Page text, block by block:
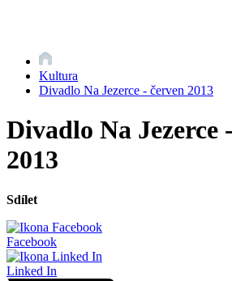
Kultura
Divadlo Na Jezerce - červen 2013
Divadlo Na Jezerce
2013
Sdílet
Facebook
Linked In